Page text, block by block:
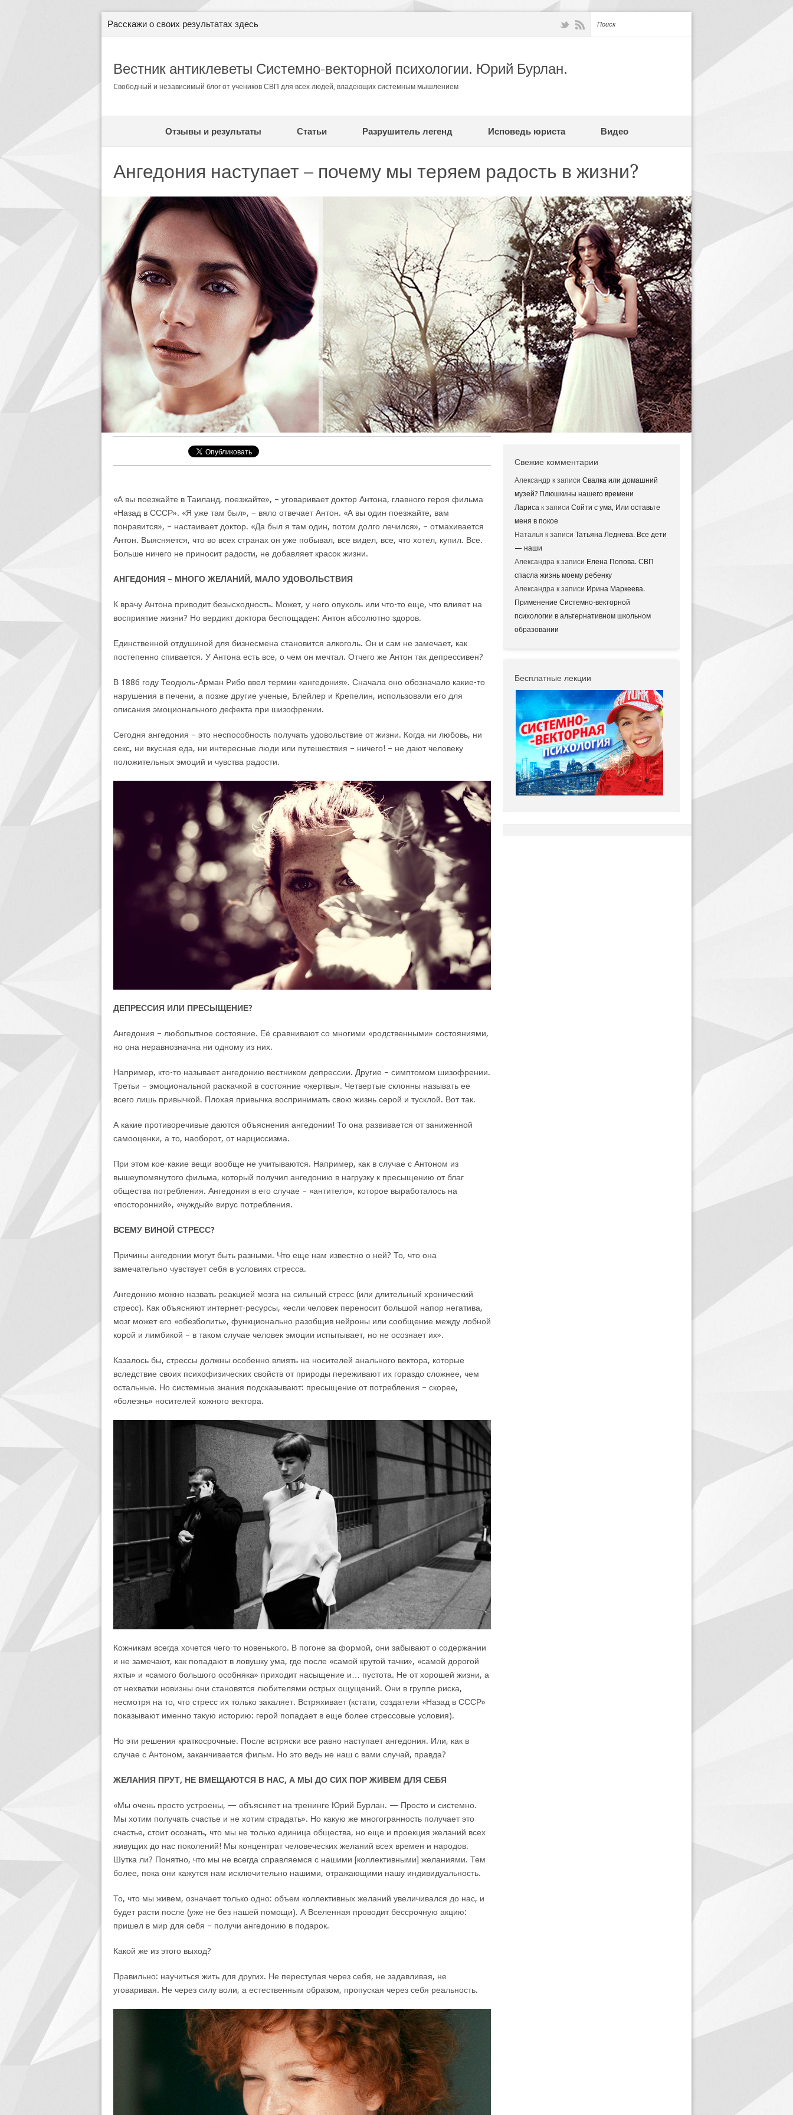
Расскажи о своих результатах здесь
Вестник антиклеветы Системно-векторной психологии. Юрий Бурлан.
Cвободный и независимый блог от учеников СВП для всех людей, владеющих системным мышлением
Отзывы и результаты Статьи Разрушитель легенд Исповедь юриста Видео
Ангедония наступает – почему мы теряем радость в жизни?
«А вы поезжайте в Таиланд, поезжайте», – уговаривает доктор Антона, главного героя фильма
«Назад в СССР». «Я уже там был», – вяло отвечает Антон. «А вы один поезжайте, вам
понравится», – настаивает доктор. «Да был я там один, потом долго лечился», – отмахивается
Антон. Выясняется, что во всех странах он уже побывал, все видел, все, что хотел, купил. Все.
Больше ничего не приносит радости, не добавляет красок жизни.
АНГЕДОНИЯ – МНОГО ЖЕЛАНИЙ, МАЛО УДОВОЛЬСТВИЯ
К врачу Антона приводит безысходность. Может, у него опухоль или что-то еще, что влияет на
восприятие жизни? Но вердикт доктора беспощаден: Антон абсолютно здоров.
Единственной отдушиной для бизнесмена становится алкоголь. Он и сам не замечает, как
постепенно спивается. У Антона есть все, о чем он мечтал. Отчего же Антон так депрессивен?
В 1886 году Теодюль-Арман Рибо ввел термин «ангедония». Сначала оно обозначало какие-то
нарушения в печени, а позже другие ученые, Блейлер и Крепелин, использовали его для
описания эмоционального дефекта при шизофрении.
Сегодня ангедония – это неспособность получать удовольствие от жизни. Когда ни любовь, ни
секс, ни вкусная еда, ни интересные люди или путешествия – ничего! – не дают человеку
положительных эмоций и чувства радости.
ДЕПРЕССИЯ ИЛИ ПРЕСЫЩЕНИЕ?
Ангедония – любопытное состояние. Её сравнивают со многими «родственными» состояниями,
но она неравнозначна ни одному из них.
Например, кто-то называет ангедонию вестником депрессии. Другие – симптомом шизофрении.
Третьи – эмоциональной раскачкой в состояние «жертвы». Четвертые склонны называть ее
всего лишь привычкой. Плохая привычка воспринимать свою жизнь серой и тусклой. Вот так.
А какие противоречивые даются объяснения ангедонии! То она развивается от заниженной
самооценки, а то, наоборот, от нарциссизма.
При этом кое-какие вещи вообще не учитываются. Например, как в случае с Антоном из
вышеупомянутого фильма, который получил ангедонию в нагрузку к пресыщению от благ
общества потребления. Ангедония в его случае – «антитело», которое выработалось на
«посторонний», «чуждый» вирус потребления.
ВСЕМУ ВИНОЙ СТРЕСС?
Причины ангедонии могут быть разными. Что еще нам известно о ней? То, что она
замечательно чувствует себя в условиях стресса.
Ангедонию можно назвать реакцией мозга на сильный стресс (или длительный хронический
стресс). Как объясняют интернет-ресурсы, «если человек переносит большой напор негатива,
мозг может его «обезболить», функционально разобщив нейроны или сообщение между лобной
корой и лимбикой – в таком случае человек эмоции испытывает, но не осознает их».
Казалось бы, стрессы должны особенно влиять на носителей анального вектора, которые
вследствие своих психофизических свойств от природы переживают их гораздо сложнее, чем
остальные. Но системные знания подсказывают: пресыщение от потребления – скорее,
«болезнь» носителей кожного вектора.
Кожникам всегда хочется чего-то новенького. В погоне за формой, они забывают о содержании
и не замечают, как попадают в ловушку ума, где после «самой крутой тачки», «самой дорогой
яхты» и «самого большого особняка» приходит насыщение и… пустота. Не от хорошей жизни, а
от нехватки новизны они становятся любителями острых ощущений. Они в группе риска,
несмотря на то, что стресс их только закаляет. Встряхивает (кстати, создатели «Назад в СССР»
показывают именно такую историю: герой попадает в еще более стрессовые условия).
Но эти решения краткосрочные. После встряски все равно наступает ангедония. Или, как в
случае с Антоном, заканчивается фильм. Но это ведь не наш с вами случай, правда?
ЖЕЛАНИЯ ПРУТ, НЕ ВМЕЩАЮТСЯ В НАС, А МЫ ДО СИХ ПОР ЖИВЕМ ДЛЯ СЕБЯ
«Мы очень просто устроены, — объясняет на тренинге Юрий Бурлан. — Просто и системно.
Мы хотим получать счастье и не хотим страдать». Но какую же многогранность получает это
счастье, стоит осознать, что мы не только единица общества, но еще и проекция желаний всех
живущих до нас поколений! Мы концентрат человеческих желаний всех времен и народов.
Шутка ли? Понятно, что мы не всегда справляемся с нашими [коллективными] желаниями. Тем
более, пока они кажутся нам исключительно нашими, отражающими нашу индивидуальность.
То, что мы живем, означает только одно: объем коллективных желаний увеличивался до нас, и
будет расти после (уже не без нашей помощи). А Вселенная проводит бессрочную акцию:
пришел в мир для себя – получи ангедонию в подарок.
Какой же из этого выход?
Правильно: научиться жить для других. Не переступая через себя, не задавливая, не
уговаривая. Не через силу воли, а естественным образом, пропуская через себя реальность.
Свежие комментарии
Александр к записи Свалка или домашний
музей? Плюшкины нашего времени
Лариса к записи Сойти с ума, Или оставьте
меня в покое
Наталья к записи Татьяна Леднева. Все дети
— наши
Александра к записи Елена Попова. СВП
спасла жизнь моему ребенку
Александра к записи Ирина Маркеева.
Применение Системно-векторной
психологии в альтернативном школьном
образовании
Бесплатные лекции